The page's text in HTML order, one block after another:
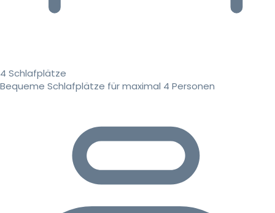
4 Schlafplätze
Bequeme Schlafplätze für maximal 4 Personen